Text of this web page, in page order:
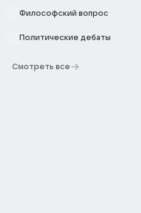
Философский вопрос
Политические дебаты
Смотреть все